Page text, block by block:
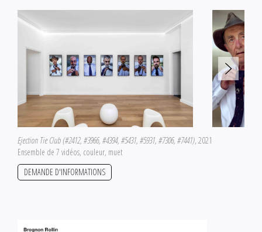
Ejection Tie Club (#2412, #3966, #4394, #5431, #5931, #7306, #7441), 2021
Ensemble de 7 vidéos, couleur, muet
DEMANDE D'INFORMATIONS